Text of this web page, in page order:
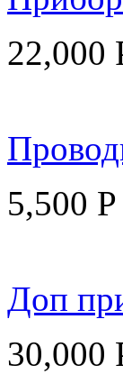
22,000
5,500 Р
Доп
30,000